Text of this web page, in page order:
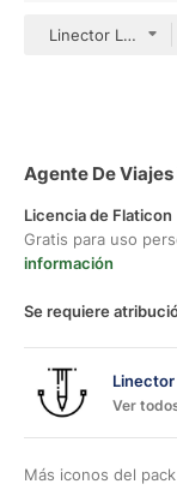
Linector Lineal
Agente De
Licencia de Flaticon
Gratis para uso
información
Se requiere
Linector
Ver
Más iconos del pack